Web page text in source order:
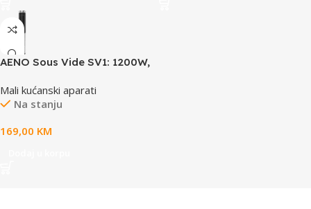
AENO Sous Vide SV1: 1200W,
Temperature adjustment,
Timer, Touch screen, LCD-
Mali kućanski aparati
Na stanju
169,00 KM